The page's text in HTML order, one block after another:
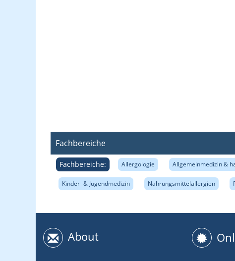
Fachbereiche
Fachbereiche: Allergologie Allgemeinmedizin &
Kinder- & Jugendmedizin Nahrungsmittelallergien
About